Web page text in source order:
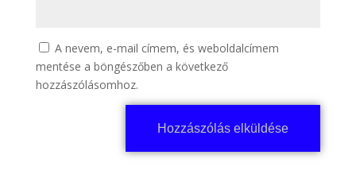
A nevem, e-mail címem, és weboldalcímem
mentése a böngészőben a következő
hozzászólásomhoz.